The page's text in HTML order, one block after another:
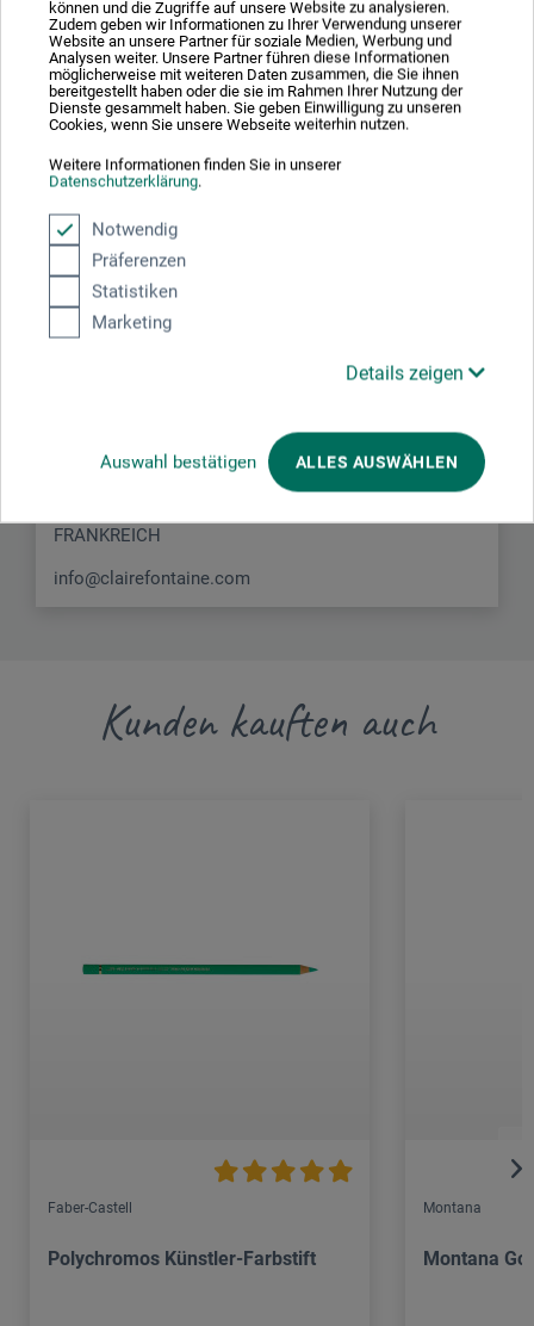
können und die Zugriffe auf unsere Website zu analysieren.
Zudem geben wir Informationen zu Ihrer Verwendung unserer
Website an unsere Partner für soziale Medien, Werbung und
Analysen weiter. Unsere Partner führen diese Informationen
möglicherweise mit weiteren Daten zusammen, die Sie ihnen
bereitgestellt haben oder die sie im Rahmen Ihrer Nutzung der
Dienste gesammelt haben. Sie geben Einwilligung zu unseren
Cookies, wenn Sie unsere Webseite weiterhin nutzen.
Weitere Informationen finden Sie in unserer
Datenschutzerklärung.
Notwendig
Präferenzen
Statistiken
Marketing
Details zeigen
Auswahl bestätigen ALLES AUSWÄHLEN
Bin sehr zufrieden mit dem Papier. Die Lieferung hat -
aufgrund von Corona - zu lange gedauert.
Hersteller-Kontakt
Hier finden Sie die Kontaktdaten des Herstellers zu
FRANKREICH
info@clairefontaine.com
Kunden kauften auch
Faber-Castell
Polychromos Künstler-Farbstift
Montana
Montana